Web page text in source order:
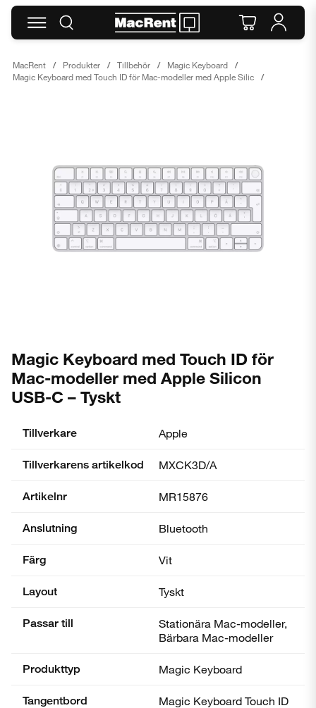
MacRent Produkter Tillbehör
Magic Keyboard
Magic Keyboard med Touch ID för Mac-modeller med Apple Silic
Magic Keyboard med Touch ID för
Mac-modeller med Apple Silicon
USB-C – Tyskt
Tillverkare Apple
Tillverkarens artikelkod MXCK3D/A
Artikelnr MR15876
Anslutning Bluetooth
Färg Vit
Layout Tyskt
Passar till
Stationära Mac-modeller,
Bärbara Mac-modeller
Produkttyp Magic Keyboard
Tangentbord Magic Keyboard Touch ID